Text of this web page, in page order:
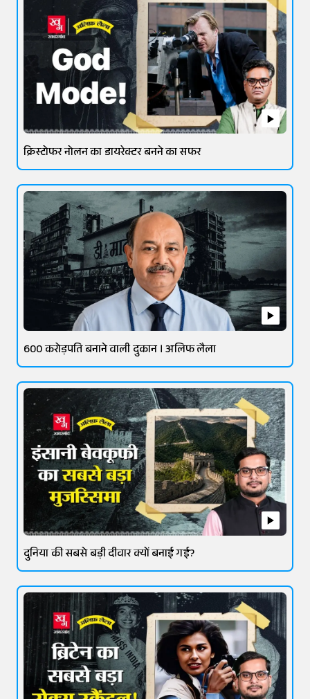
क्रिस्टोफर नोलन का डायरेक्टर बनने का सफर
600 करोड़पति बनाने वाली दुकान । अलिफ लैला
दुनिया की सबसे बड़ी दीवार क्यों बनाई गई?